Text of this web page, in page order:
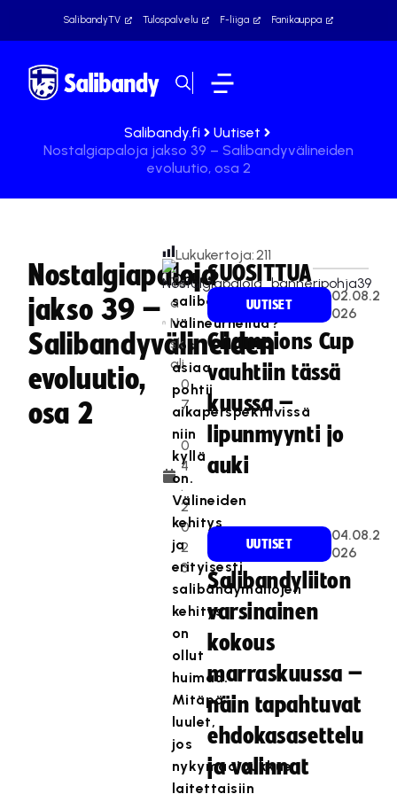
SalibandyTV Tulospalvelu F-liiga Fanikauppa
Salibandy.fi
Uutiset
Nostalgiapaloja jakso 39 – Salibandyvälineiden
evoluutio, osa 2
Nostalgiapaloja
jakso 39 –
Salibandyvälineiden
evoluutio,
osa 2
Te
a
Na
sk
ali
0
7
.
0
4
.
2
0
2
3
Lukukertoja:211
Onko
salibandy
välineurheilua?
Jos
asiaa
pohtii
aikaperspektiivissä
niin
kyllä
on.
Välineiden
kehitys
ja
erityisesti
salibandymailojen
kehitys
on
ollut
huimaa.
Mitäpä
luulet,
jos
nykymaajoukkue
laitettaisiin
SUOSITTUA
UUTISET
02.08.2
026
Champions Cup
vauhtiin tässä
kuussa –
lipunmyynti jo
auki
UUTISET
04.08.2
026
Salibandyliiton
varsinainen
kokous
marraskuussa –
näin tapahtuvat
ehdokasasettelu
ja valinnat